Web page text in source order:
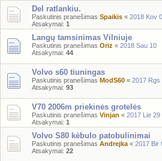
Del ratlankiu.
Paskutinis pranešimas Spaikis « 2018 Kov
Atsakymai: 1
Langų tamsinimas Vilniuje
Paskutinis pranešimas Oriz « 2018 Sau 10
Atsakymai: 44
Volvo s60 tiuningas
Paskutinis pranešimas ModS60 « 2017 Rgs
Atsakymai: 93
V70 2006m priekinės grotelės
Paskutinis pranešimas Vinjan « 2017 Lie 29
Atsakymai: 1
Volvo S80 kėbulo patobulinimai
Paskutinis pranešimas Andrejka « 2017 Bir
Atsakymai: 22